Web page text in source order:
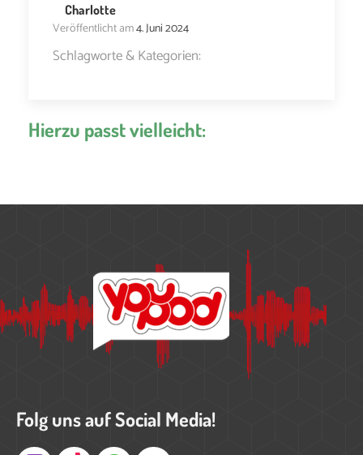
Charlotte
Veröffentlicht am4. Juni 2024
Schlagworte & Kategorien:
Hierzu passt vielleicht:
Folg uns auf Social Media!